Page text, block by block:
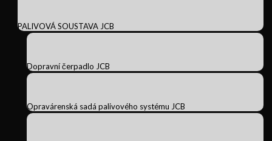
PALIVOVÁ SOUSTAVA JCB
Dopravní čerpadlo JCB
Opravárenská sadá palivového systému JCB